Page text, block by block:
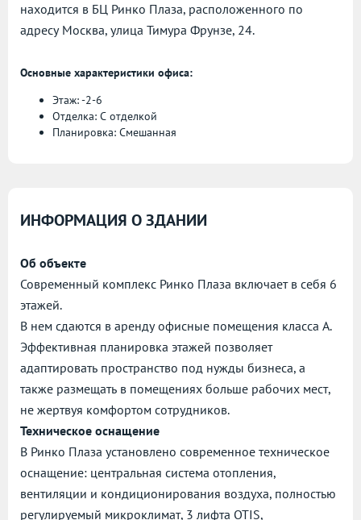
находится в БЦ Ринко Плаза, расположенного по
адресу Москва, улица Тимура Фрунзе, 24.
Основные характеристики офиса:
Этаж: -2-6
Отделка: С отделкой
Планировка: Смешанная
ИНФОРМАЦИЯ О ЗДАНИИ
Об объекте
Современный комплекс Ринко Плаза включает в себя 6
этажей.
В нем сдаются в аренду офисные помещения класса А.
Эффективная планировка этажей позволяет
адаптировать пространство под нужды бизнеса, а
также размещать в помещениях больше рабочих мест,
не жертвуя комфортом сотрудников.
Техническое оснащение
В Ринко Плаза установлено современное техническое
оснащение: центральная система отопления,
вентиляции и кондиционирования воздуха, полностью
регулируемый микроклимат, 3 лифта OTIS,